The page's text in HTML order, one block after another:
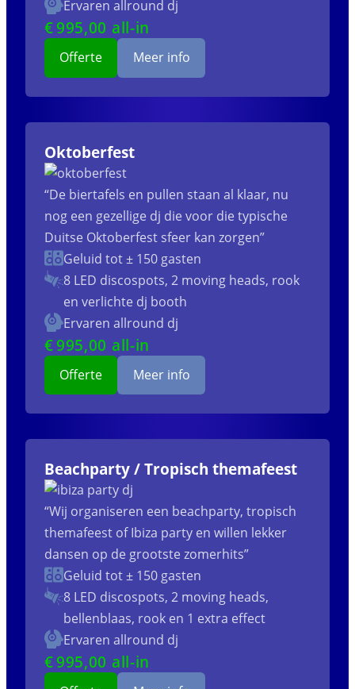
Ervaren allround dj
€995,00 all-in
Offerte Meer info
Oktoberfest
“De biertafels en pullen staan al klaar, nu
nog een gezellige dj die voor die typische
Duitse Oktoberfest sfeer kan zorgen”
Geluid tot ± 150 gasten
8 LED discospots, 2 moving heads, rook
en verlichte dj booth
Ervaren allround dj
€995,00 all-in
Offerte Meer info
Beachparty / Tropisch themafeest
“Wij organiseren een beachparty, tropisch
themafeest of Ibiza party en willen lekker
dansen op de grootste zomerhits”
Geluid tot ± 150 gasten
8 LED discospots, 2 moving heads,
bellenblaas, rook en 1 extra effect
Ervaren allround dj
€995,00 all-in